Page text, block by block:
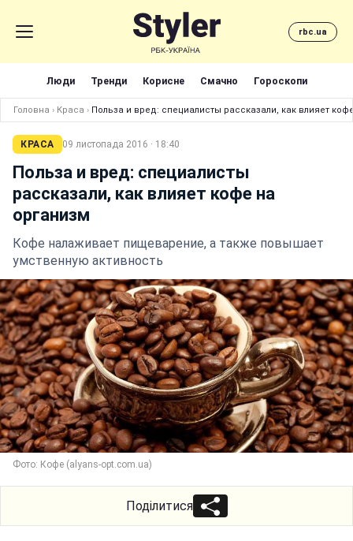
rbc.ua
Люди Тренди Корисне Смачно Гороскопи
Головна › Краса › Польза и вред: специалисты рассказали, как влияет
КРАСА 09 листопада 2016 · 18:40
Польза и вред: специалисты
рассказали, как влияет кофе на
организм
Кофе налаживает пищеварение, а также повышает
умственную активность
Фото: Кофе (alyans-opt.com.ua)
Поділитися